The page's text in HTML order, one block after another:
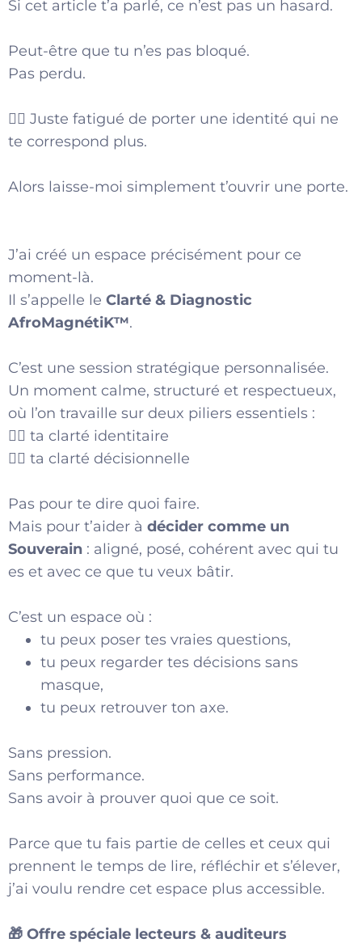
Si cet article t’a parlé, ce n’est pas un hasard.
Peut-être que tu n’es pas bloqué.
Pas perdu.
👉🏾 Juste fatigué de porter une identité qui ne
te correspond plus.
Alors laisse-moi simplement t’ouvrir une porte.
J’ai créé un espace précisément pour ce
moment-là.
Il s’appelle le Clarté & Diagnostic
AfroMagnétiK™.
C’est une session stratégique personnalisée.
Un moment calme, structuré et respectueux,
où l’on travaille sur deux piliers essentiels :
👉🏾 ta clarté identitaire
👉🏾 ta clarté décisionnelle
Pas pour te dire quoi faire.
Mais pour t’aider à décider comme un
Souverain : aligné, posé, cohérent avec qui tu
es et avec ce que tu veux bâtir.
C’est un espace où :
tu peux poser tes vraies questions,
tu peux regarder tes décisions sans
masque,
tu peux retrouver ton axe.
Sans pression.
Sans performance.
Sans avoir à prouver quoi que ce soit.
Parce que tu fais partie de celles et ceux qui
prennent le temps de lire, réfléchir et s’élever,
j’ai voulu rendre cet espace plus accessible.
🎁 Offre spéciale lecteurs & auditeurs